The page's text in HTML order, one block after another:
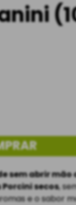
sem abrir mão
secos,
e o sabor